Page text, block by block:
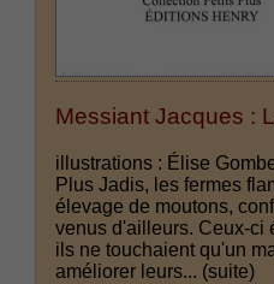
Messiant Jacques :
illustrations : Élise
Plus Jadis, les fermes
élevage de moutons,
venus d'ailleurs. Ceux-ci
ils ne touchaient qu'un
améliorer leurs... (suite)